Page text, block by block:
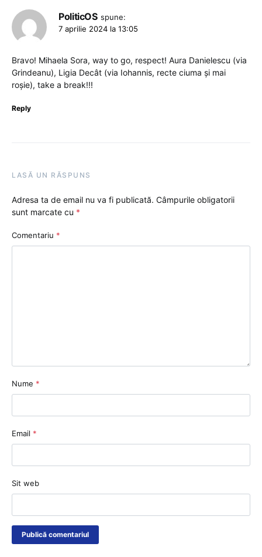
PoliticOS spune:
7 aprilie 2024 la 13:05
Bravo! Mihaela Sora, way to go, respect! Aura Danielescu (via
Grindeanu), Ligia Decât (via Iohannis, recte ciuma și mai
roșie), take a break!!!
Reply
LASĂ UN RĂSPUNS
Adresa ta de email nu va fi publicată. Câmpurile obligatorii
sunt marcate cu *
Comentariu *
Nume *
Email *
Sit web